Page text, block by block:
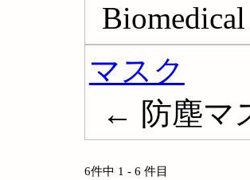
マスク
← 防塵マ
6件中 1 - 6 件目